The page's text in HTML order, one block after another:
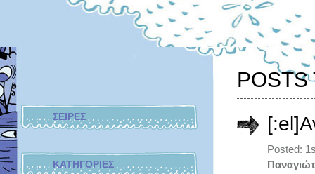
ΣΕΙΡΕΣ
ΚΑΤΗΓΟΡΙΕΣ
Posted: